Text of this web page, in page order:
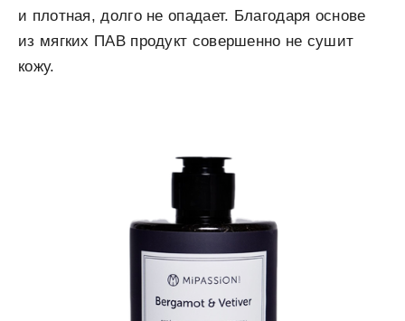
и плотная, долго не опадает. Благодаря основе
из мягких ПАВ продукт совершенно не сушит
кожу.